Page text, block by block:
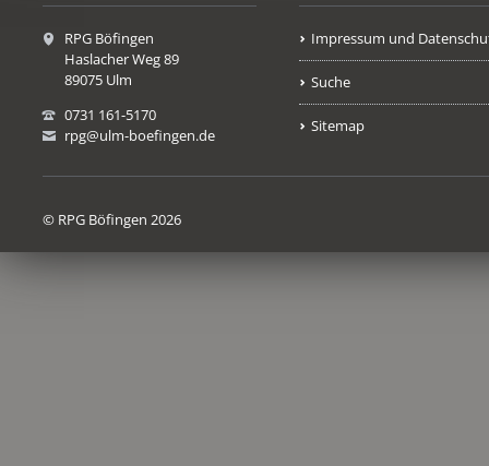
RPG Böfingen
Haslacher Weg 89
89075 Ulm
0731 161-5170
rpg@ulm-boefingen.de
Impressum und
Suche
Sitemap
© RPG Böfingen 2026